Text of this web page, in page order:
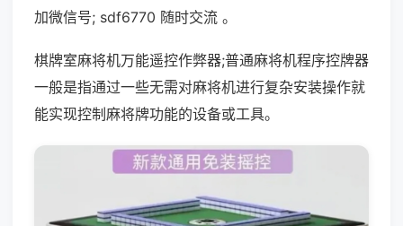
加微信号; sdf6770 随时交流 。
棋牌室麻将机万能遥控作弊器;普通麻将机程序控牌器
一般是指通过一些无需对麻将机进行复杂安装操作就
能实现控制麻将牌功能的设备或工具。